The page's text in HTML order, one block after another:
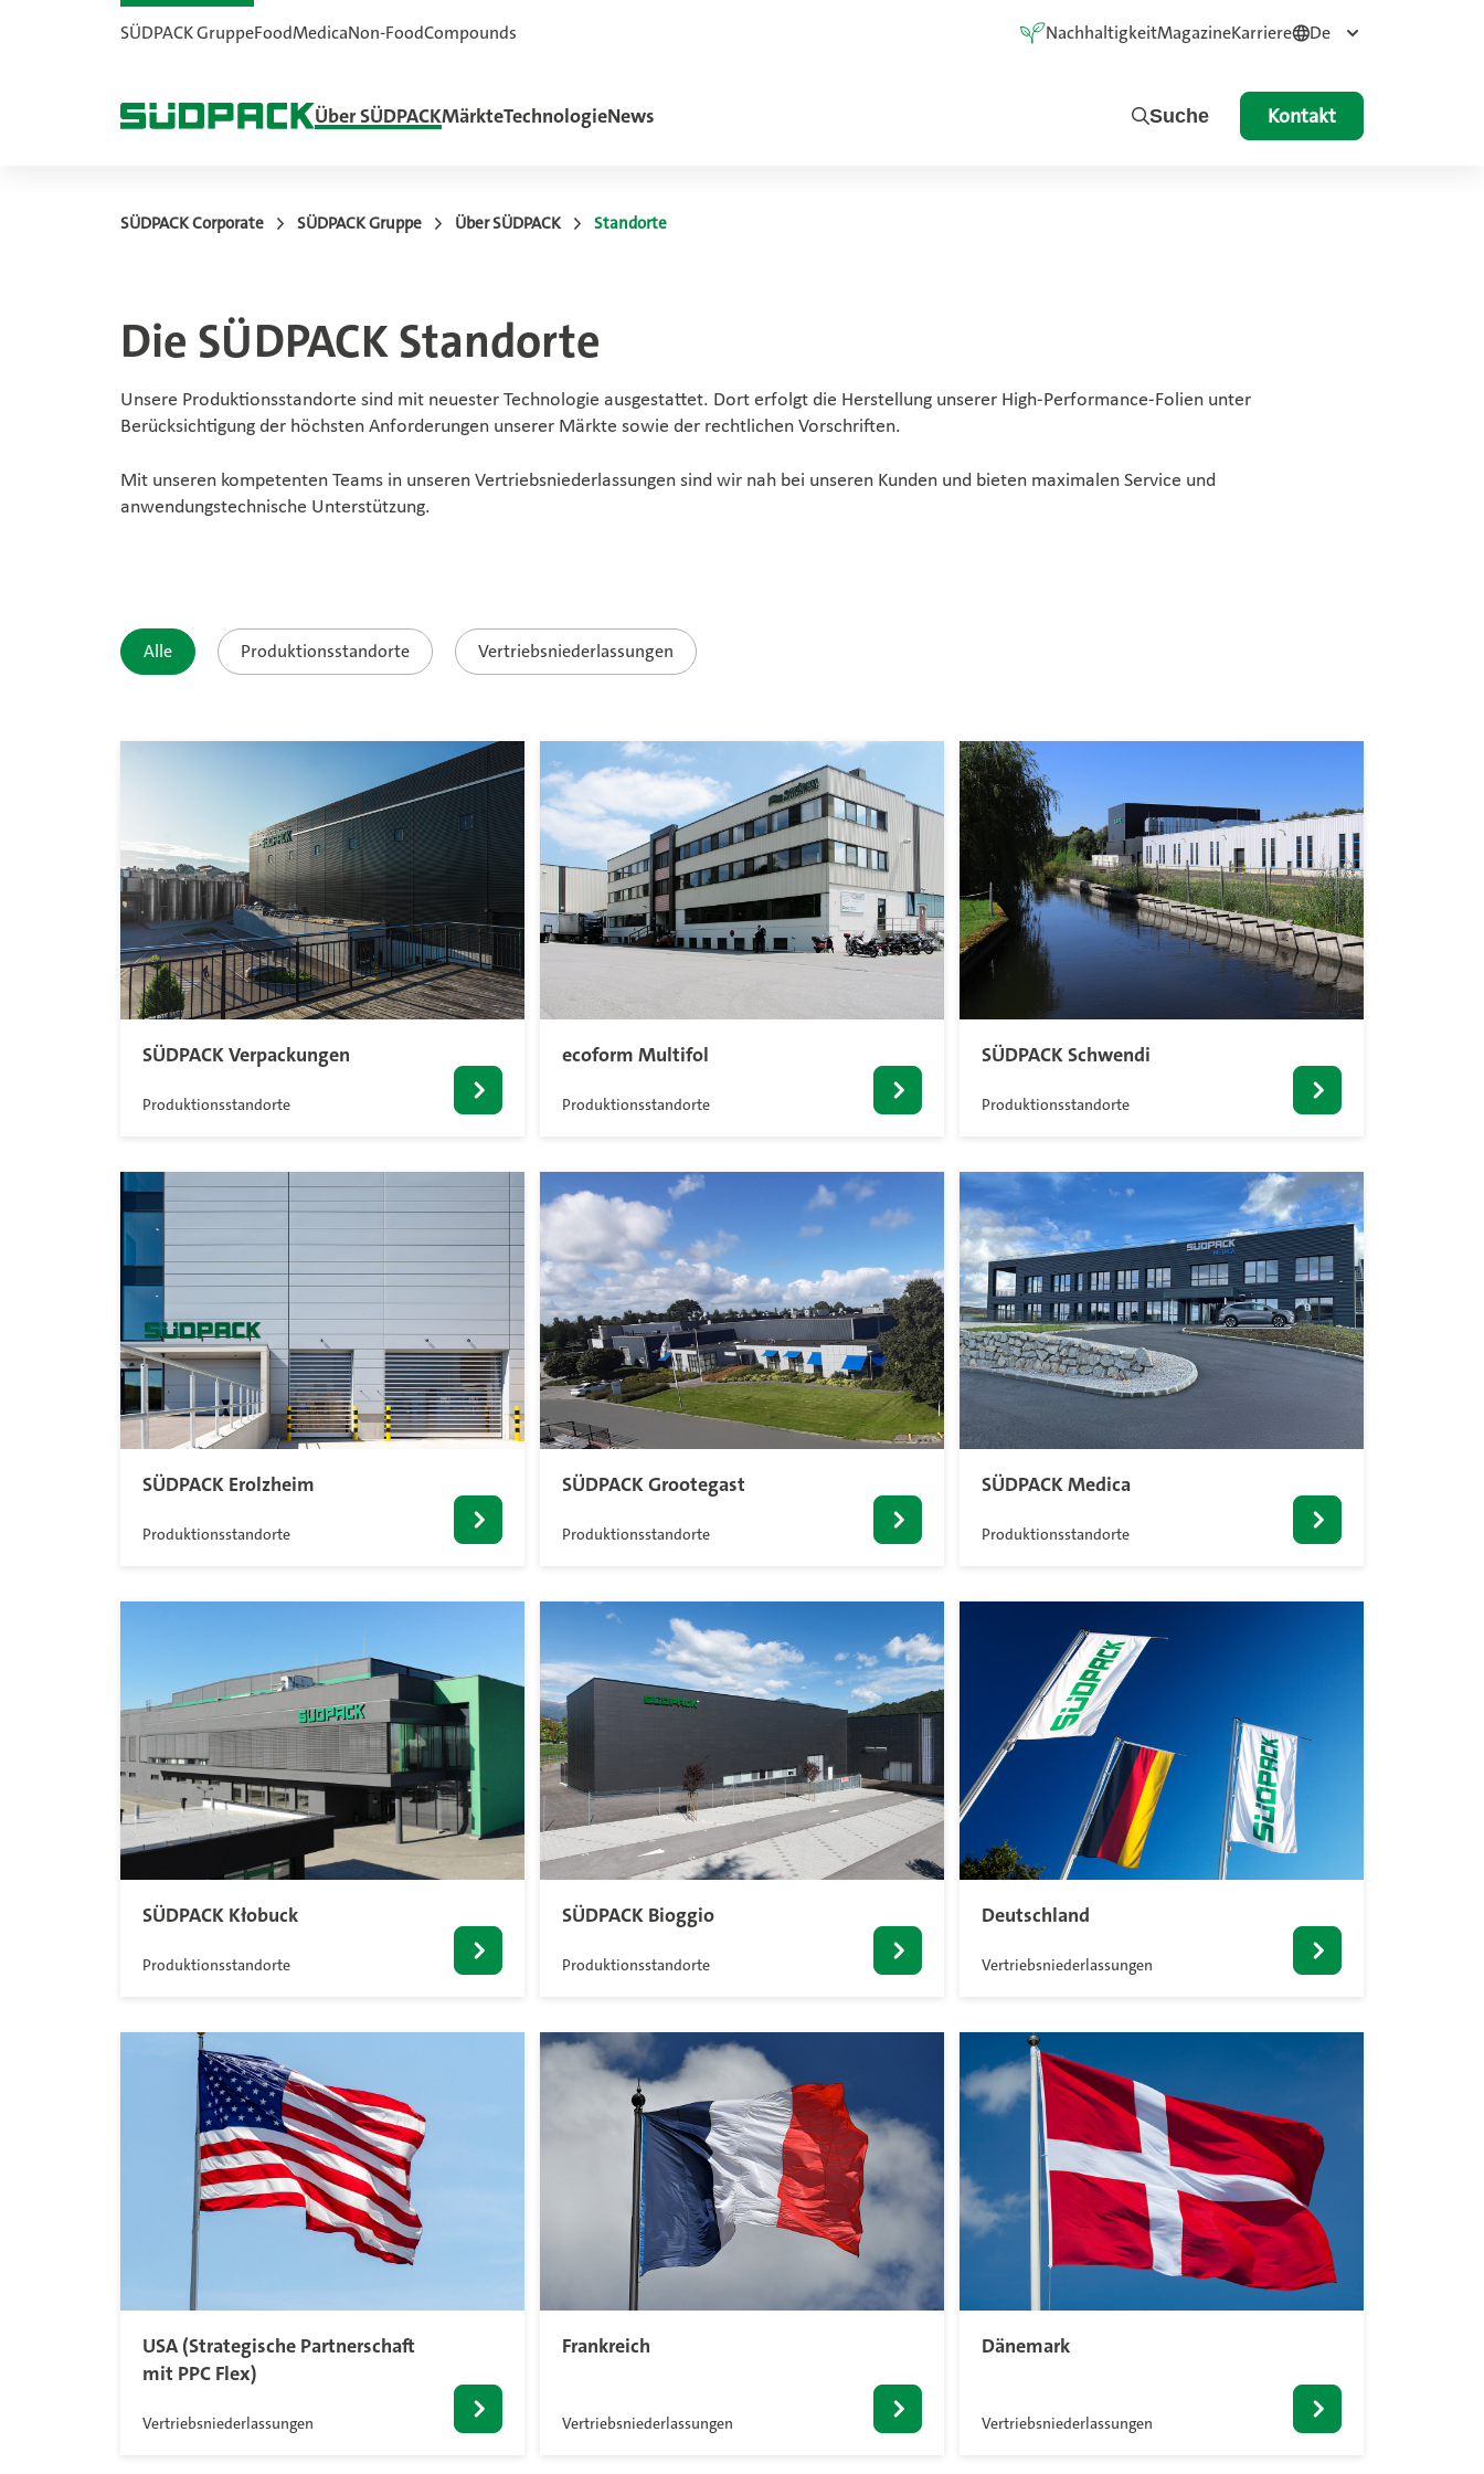
SÜDPACK GruppeFoodMedicaNon-FoodCompounds NachhaltigkeitMagazineKarriere De
Über SÜDPACKMärkteTechnologieNews Suche Kontakt
SÜDPACK Corporate SÜDPACK Gruppe Über SÜDPACK Standorte
Die SÜDPACK Standorte
Unsere Produktionsstandorte sind mit neuester Technologie ausgestattet. Dort erfolgt die Herstellung unserer High-Performance-Folien unter
Berücksichtigung der höchsten Anforderungen unserer Märkte sowie der rechtlichen Vorschriften.
Mit unseren kompetenten Teams in unseren Vertriebsniederlassungen sind wir nah bei unseren Kunden und bieten maximalen Service und
anwendungstechnische Unterstützung.
Alle Produktionsstandorte Vertriebsniederlassungen
SÜDPACK Verpackungen
Produktionsstandorte
ecoform Multifol
Produktionsstandorte
SÜDPACK Schwendi
Produktionsstandorte
SÜDPACK Erolzheim
Produktionsstandorte
SÜDPACK Grootegast
Produktionsstandorte
SÜDPACK Medica
Produktionsstandorte
SÜDPACK Kłobuck
Produktionsstandorte
SÜDPACK Bioggio
Produktionsstandorte
Deutschland
Vertriebsniederlassungen
USA (Strategische Partnerschaft
mit PPC Flex)
Vertriebsniederlassungen
Frankreich
Vertriebsniederlassungen
Dänemark
Vertriebsniederlassungen